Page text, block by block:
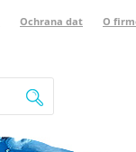
Ochrana dat O
Hledat